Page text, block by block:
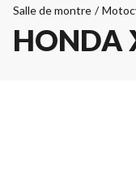
Salle de montre /
HONDA